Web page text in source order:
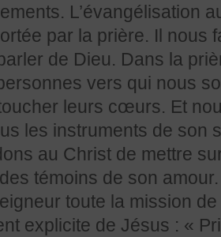
L’évangélisation
par la prière. Il nous
de Dieu. Dans la
vers qui nous
leurs cœurs. Et
les instruments de son
au Christ de mettre
témoins de son
toute la mission de
explicite de Jésus : «